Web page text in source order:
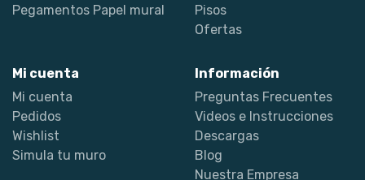
Pegamentos Papel mural
Pisos
Ofertas
Mi cuenta
Mi cuenta
Pedidos
Wishlist
Simula tu muro
Información
Preguntas Frecuentes
Videos e Instrucciones
Descargas
Blog
Nuestra Empresa